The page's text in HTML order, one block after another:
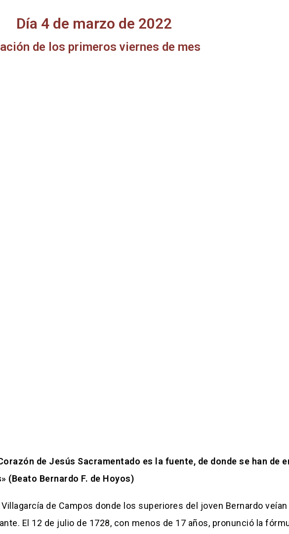
Día 4 de marzo de 2022
de los primeros viernes de mes
de Jesús Sacramentado es la fuente, de donde se han de
(Beato Bernardo F. de Hoyos)
de Campos donde los superiores del joven Bernardo
El 12 de julio de 1728, con menos de 17 años, pronunció la